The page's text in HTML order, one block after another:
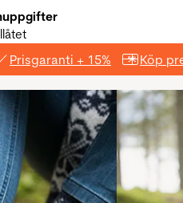
Prisgaranti + 15% Köp